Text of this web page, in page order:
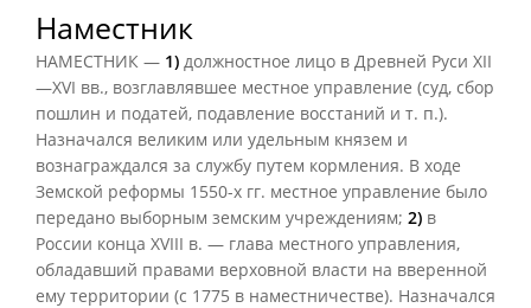
Наместник
НАМЕСТНИК — 1) должностное лицо в Древней Руси XII
—XVI вв., возглавлявшее местное управление (суд, сбор
пошлин и податей, подавление восстаний и т. п.).
Назначался великим или удельным князем и
вознаграждался за службу путем кормления. В ходе
Земской реформы 1550-х гг. местное управление было
передано выборным земским учреждениям; 2) в
России конца XVIII в. — глава местного управления,
обладавший правами верховной власти на вверенной
ему территории (с 1775 в наместничестве). Назначался